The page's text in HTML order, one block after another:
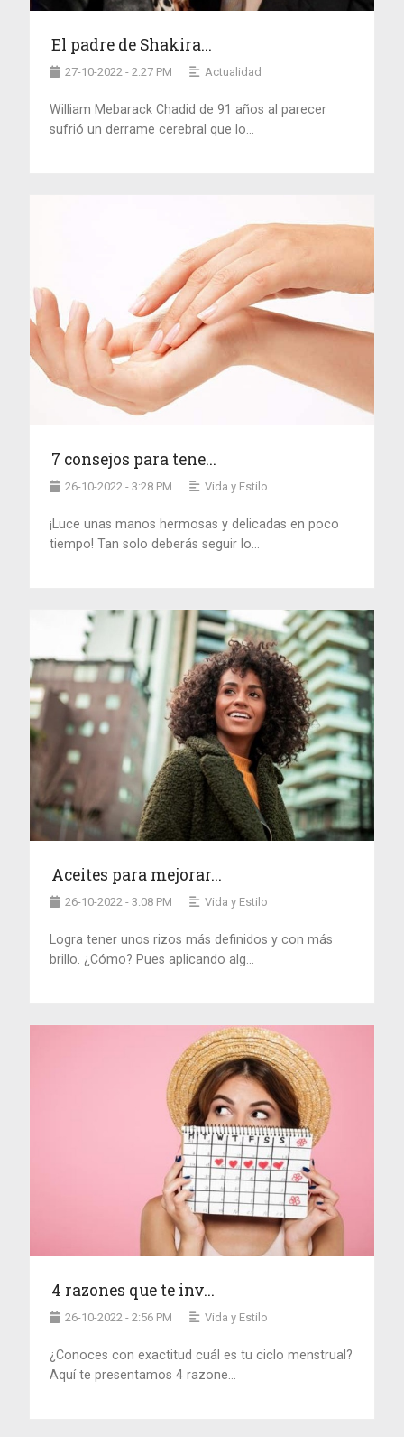
El padre de Shakira...
27-10-2022 - 2:27 PM Actualidad
William Mebarack Chadid de 91 años al parecer
sufrió un derrame cerebral que lo...
7 consejos para tene...
26-10-2022 - 3:28 PM Vida y Estilo
¡Luce unas manos hermosas y delicadas en poco
tiempo! Tan solo deberás seguir lo...
Aceites para mejorar...
26-10-2022 - 3:08 PM Vida y Estilo
Logra tener unos rizos más definidos y con más
brillo. ¿Cómo? Pues aplicando alg...
4 razones que te inv...
26-10-2022 - 2:56 PM Vida y Estilo
¿Conoces con exactitud cuál es tu ciclo menstrual?
Aquí te presentamos 4 razone...